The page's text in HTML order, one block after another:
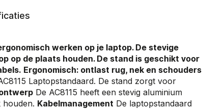
werken op je laptop. De stevige
op de plaats houden. De stand is geschikt voor
Ergonomisch: ontlast rug, nek en schouders
Laptopstandaard. De stand zorgt voor
De AC8115 heeft een stevig aluminium
houden. Kabelmanagement De laptopstandaard